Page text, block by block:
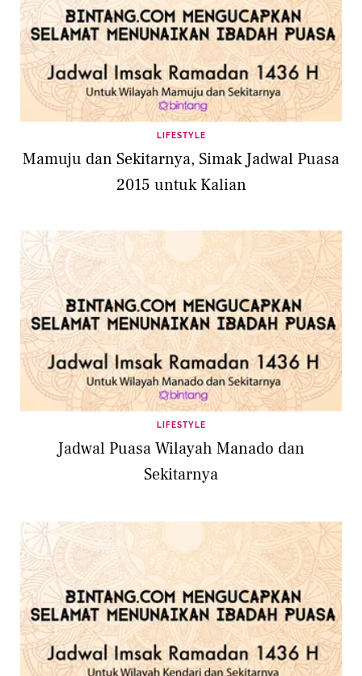
LIFESTYLE
Mamuju dan Sekitarnya, Simak Jadwal Puasa
2015 untuk Kalian
LIFESTYLE
Jadwal Puasa Wilayah Manado dan
Sekitarnya